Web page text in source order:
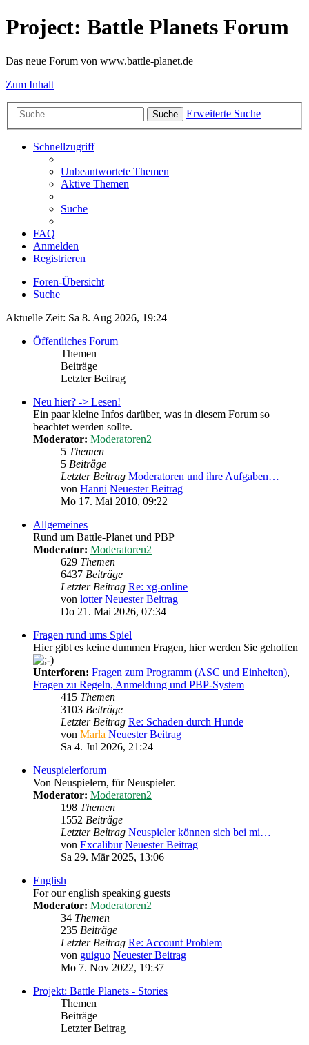
Project: Battle Planets Forum
Das neue Forum von www.battle-planet.de
Zum Inhalt
Suche Erweiterte Suche
Schnellzugriff
Unbeantwortete Themen
Aktive Themen
Suche
FAQ
Anmelden
Registrieren
Foren-Übersicht
Suche
Aktuelle Zeit: Sa 8. Aug 2026, 19:24
Öffentliches Forum
Themen
Beiträge
Letzter Beitrag
Neu hier? -> Lesen!
Ein paar kleine Infos darüber, was in diesem Forum so
beachtet werden sollte.
Moderator: Moderatoren2
5 Themen
5 Beiträge
Letzter Beitrag Moderatoren und ihre Aufgaben…
von Hanni Neuester Beitrag
Mo 17. Mai 2010, 09:22
Allgemeines
Rund um Battle-Planet und PBP
Moderator: Moderatoren2
629 Themen
6437 Beiträge
Letzter Beitrag Re: xg-online
von lotter Neuester Beitrag
Do 21. Mai 2026, 07:34
Fragen rund ums Spiel
Hier gibt es keine dummen Fragen, hier werden Sie geholfen
Unterforen: Fragen zum Programm (ASC und Einheiten),
Fragen zu Regeln, Anmeldung und PBP-System
415 Themen
3103 Beiträge
Letzter Beitrag Re: Schaden durch Hunde
von Marla Neuester Beitrag
Sa 4. Jul 2026, 21:24
Neuspielerforum
Von Neuspielern, für Neuspieler.
Moderator: Moderatoren2
198 Themen
1552 Beiträge
Letzter Beitrag Neuspieler können sich bei mi…
von Excalibur Neuester Beitrag
Sa 29. Mär 2025, 13:06
English
For our english speaking guests
Moderator: Moderatoren2
34 Themen
235 Beiträge
Letzter Beitrag Re: Account Problem
von guiguo Neuester Beitrag
Mo 7. Nov 2022, 19:37
Projekt: Battle Planets - Stories
Themen
Beiträge
Letzter Beitrag